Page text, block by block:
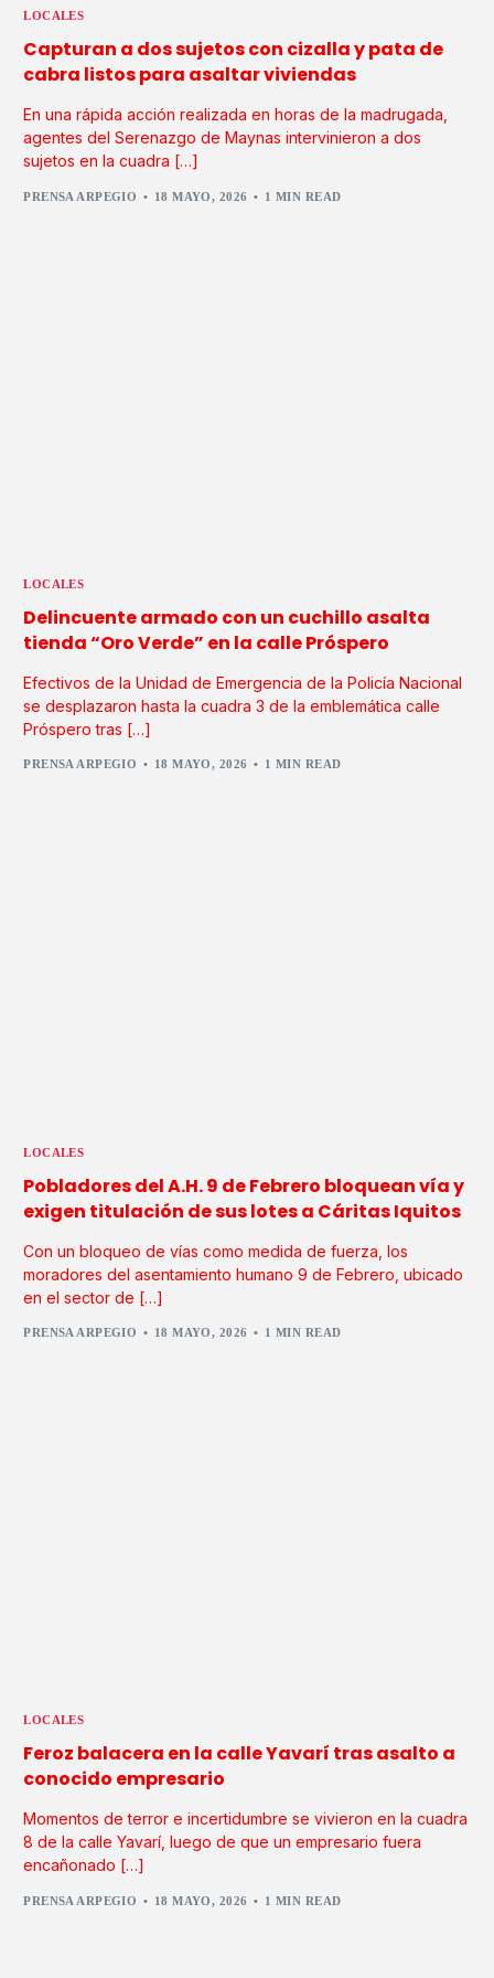
LOCALES
Capturan a dos sujetos con cizalla y pata de
cabra listos para asaltar viviendas
En una rápida acción realizada en horas de la madrugada,
agentes del Serenazgo de Maynas intervinieron a dos
sujetos en la cuadra […]
PRENSA ARPEGIO 18 MAYO, 2026 1 MIN READ
LOCALES
Delincuente armado con un cuchillo asalta
tienda “Oro Verde” en la calle Próspero
Efectivos de la Unidad de Emergencia de la Policía Nacional
se desplazaron hasta la cuadra 3 de la emblemática calle
Próspero tras […]
PRENSA ARPEGIO 18 MAYO, 2026 1 MIN READ
LOCALES
Pobladores del A.H. 9 de Febrero bloquean vía y
exigen titulación de sus lotes a Cáritas Iquitos
Con un bloqueo de vías como medida de fuerza, los
moradores del asentamiento humano 9 de Febrero, ubicado
en el sector de […]
PRENSA ARPEGIO 18 MAYO, 2026 1 MIN READ
LOCALES
Feroz balacera en la calle Yavarí tras asalto a
conocido empresario
Momentos de terror e incertidumbre se vivieron en la cuadra
8 de la calle Yavarí, luego de que un empresario fuera
encañonado […]
PRENSA ARPEGIO 18 MAYO, 2026 1 MIN READ